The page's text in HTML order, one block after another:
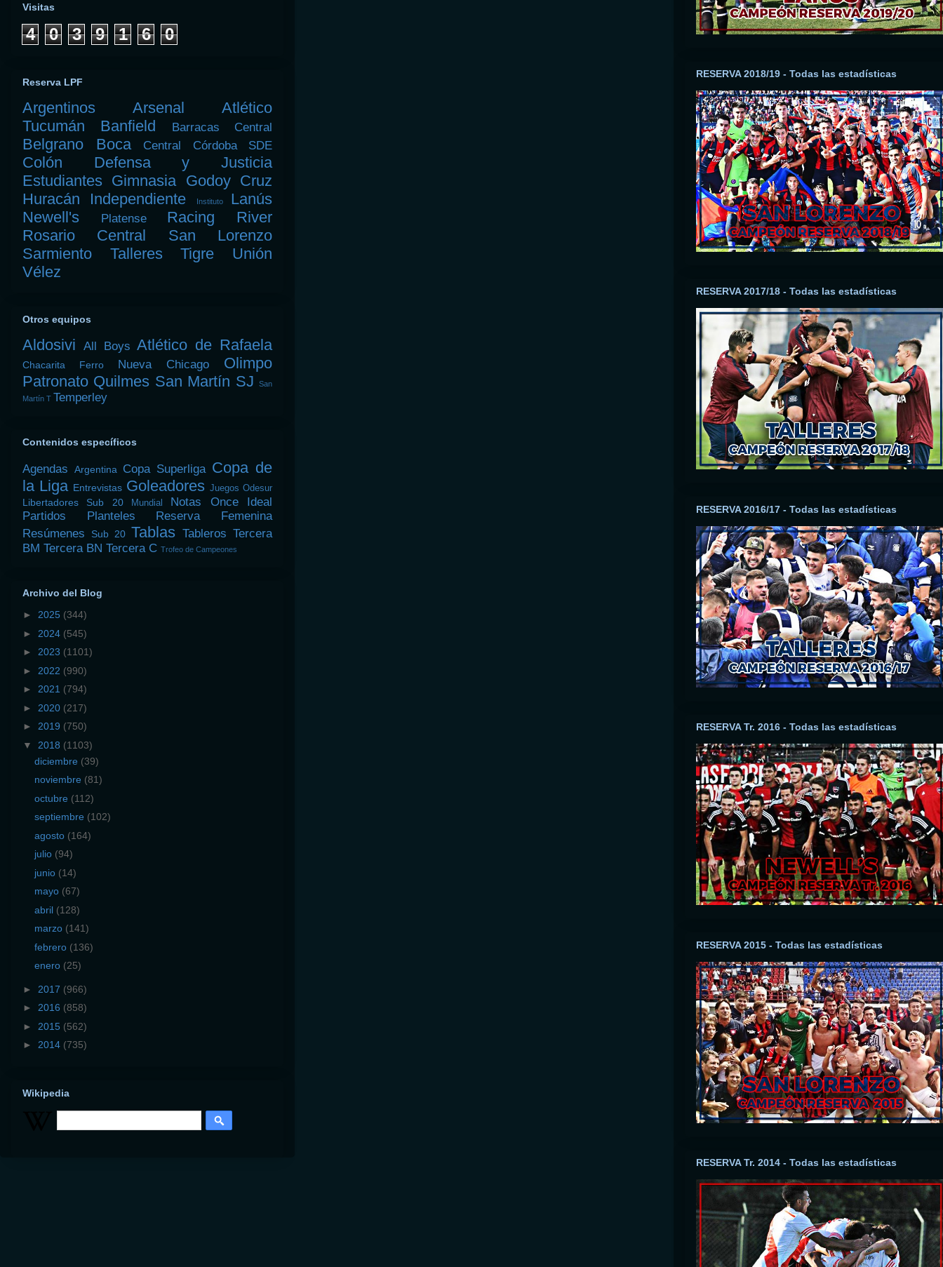
Visitas
4 0 3 9 1 6 0
Reserva LPF
Argentinos Arsenal
Atlético
Tucumán
Banfield Barracas Central
Belgrano Boca Central Córdoba SDE
Colón
Defensa y Justicia
Estudiantes Gimnasia Godoy Cruz
Huracán
Independiente Instituto
Lanús
Newell's
Platense Racing
River
Rosario Central
San Lorenzo
Sarmiento
Talleres Tigre
Unión
Vélez
Otros equipos
Aldosivi All Boys Atlético de Rafaela
Chacarita Ferro Nueva Chicago
Olimpo
Patronato Quilmes San Martín SJ
San
Martín T Temperley
Contenidos específicos
Agendas Argentina Copa Superliga Copa de
la Liga Entrevistas Goleadores Juegos Odesur
Libertadores Sub 20 Mundial Notas
Once Ideal
Partidos
Planteles
Reserva Femenina
Resúmenes
Sub 20 Tablas Tableros Tercera
BM Tercera BN Tercera C Trofeo de Campeones
Archivo del Blog
► 2025 (344)
► 2024 (545)
► 2023 (1101)
► 2022 (990)
► 2021 (794)
► 2020 (217)
► 2019 (750)
▼ 2018 (1103)
diciembre (39)
noviembre (81)
octubre (112)
septiembre (102)
agosto (164)
julio (94)
junio (14)
mayo (67)
abril (128)
marzo (141)
febrero (136)
enero (25)
► 2017 (966)
► 2016 (858)
► 2015 (562)
► 2014 (735)
Wikipedia
RESERVA 2018/19 - Todas las estadísticas
RESERVA 2017/18 - Todas las estadísticas
RESERVA 2016/17 - Todas las estadísticas
RESERVA Tr. 2016 - Todas las estadísticas
RESERVA 2015 - Todas las estadísticas
RESERVA Tr. 2014 - Todas las estadísticas